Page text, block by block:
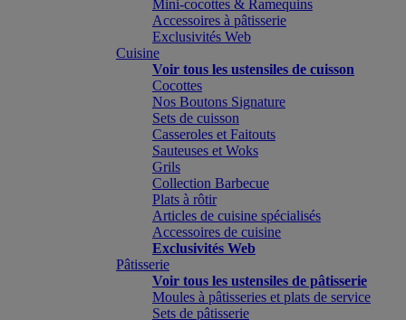
Mini-cocottes & Ramequins
Accessoires à pâtisserie
Exclusivités Web
Cuisine
Voir tous les ustensiles de cuisson
Cocottes
Nos Boutons Signature
Sets de cuisson
Casseroles et Faitouts
Sauteuses et Woks
Grils
Collection Barbecue
Plats à rôtir
Articles de cuisine spécialisés
Accessoires de cuisine
Exclusivités Web
Pâtisserie
Voir tous les ustensiles de pâtisserie
Moules à pâtisseries et plats de service
Sets de pâtisserie